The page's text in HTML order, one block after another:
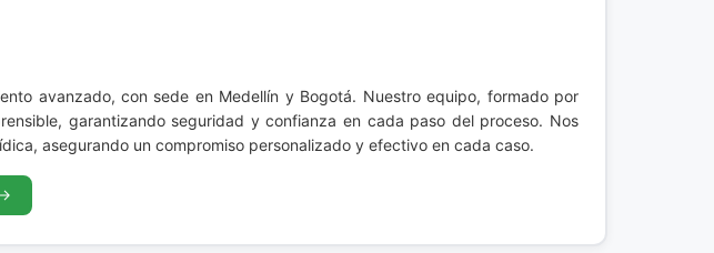
avanzado, con sede en Medellín y Bogotá. Nuestro equipo, formado por
garantizando seguridad y confianza en cada paso del proceso. Nos
asegurando un compromiso personalizado y efectivo en cada caso.